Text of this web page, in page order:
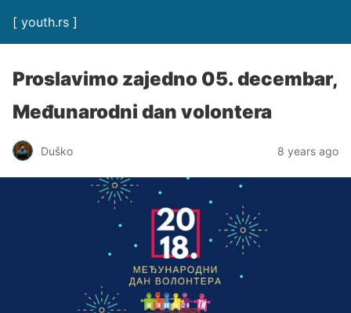
[ youth.rs ]
Proslavimo zajedno 05. decembar,
Međunarodni dan volontera
Duško 8 years ago